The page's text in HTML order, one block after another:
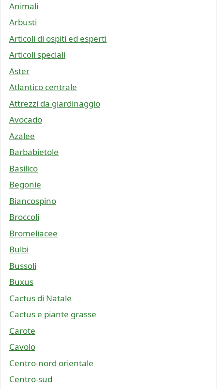
Animali
Arbusti
Articoli di ospiti ed esperti
Articoli speciali
Aster
Atlantico centrale
Attrezzi da giardinaggio
Avocado
Azalee
Barbabietole
Basilico
Begonie
Biancospino
Broccoli
Bromeliacee
Bulbi
Bussoli
Buxus
Cactus di Natale
Cactus e piante grasse
Carote
Cavolo
Centro-nord orientale
Centro-sud